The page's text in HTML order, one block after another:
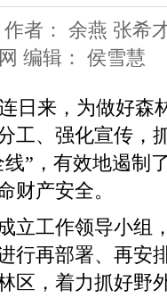
者： 余燕 张希
网 编辑： 侯雪慧
日来，为做好森
工、强化宣传，
”，有效地遏制
财产安全。
工作领导小组
行再部署、再安
区，着力抓好野